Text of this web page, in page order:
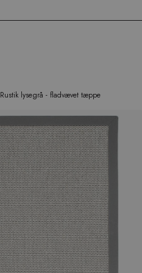
Rustik lysegrå - fladvævet tæppe